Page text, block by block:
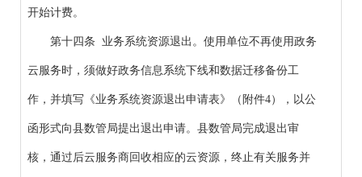
开始计费。
第十四条 业务系统资源退出。使用单位不再使用政务
云服务时，须做好政务信息系统下线和数据迁移备份工
作，并填写《业务系统资源退出申请表》（附件4），以公
函形式向县数管局提出退出申请。县数管局完成退出审
核，通过后云服务商回收相应的云资源，终止有关服务并